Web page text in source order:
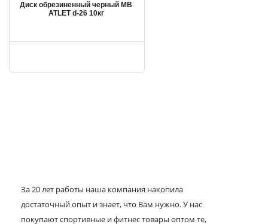
Диск обрезиненный черный MB
ATLET d-26 10кг
За 20 лет работы наша компания накопила
достаточный опыт и знает, что Вам нужно. У нас
покупают спортивные и фитнес товары оптом те,